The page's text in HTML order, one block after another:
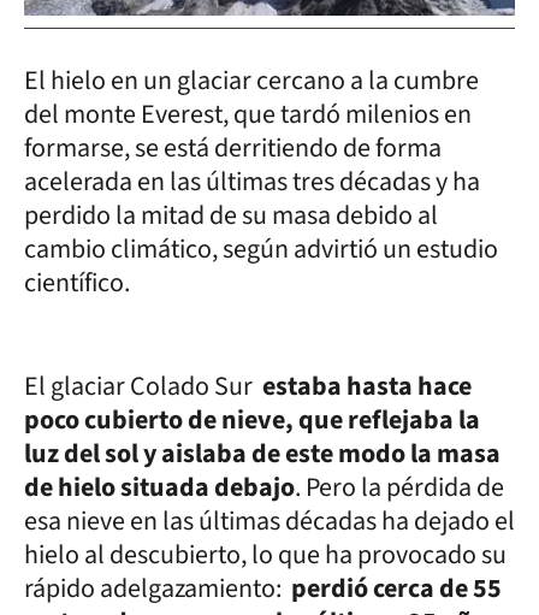
El hielo en un glaciar cercano a la cumbre
del monte Everest, que tardó milenios en
formarse, se está derritiendo de forma
acelerada en las últimas tres décadas y ha
perdido la mitad de su masa debido al
cambio climático, según advirtió un estudio
científico.
El glaciar Colado Sur estaba hasta hace
poco cubierto de nieve, que reflejaba la
luz del sol y aislaba de este modo la masa
de hielo situada debajo. Pero la pérdida de
esa nieve en las últimas décadas ha dejado el
hielo al descubierto, lo que ha provocado su
rápido adelgazamiento: perdió cerca de 55